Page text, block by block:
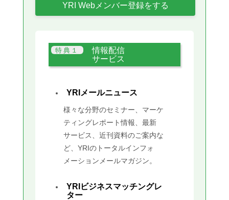
YRI Webメンバー登録をする
情報配信
サービス
YRIメールニュース
様々な分野のセミナー、マーケ
ティングレポート情報、最新
サービス、近刊資料のご案内な
ど、YRIのトータルインフォ
メーションメールマガジン。
YRIビジネスマッチングレ
ター